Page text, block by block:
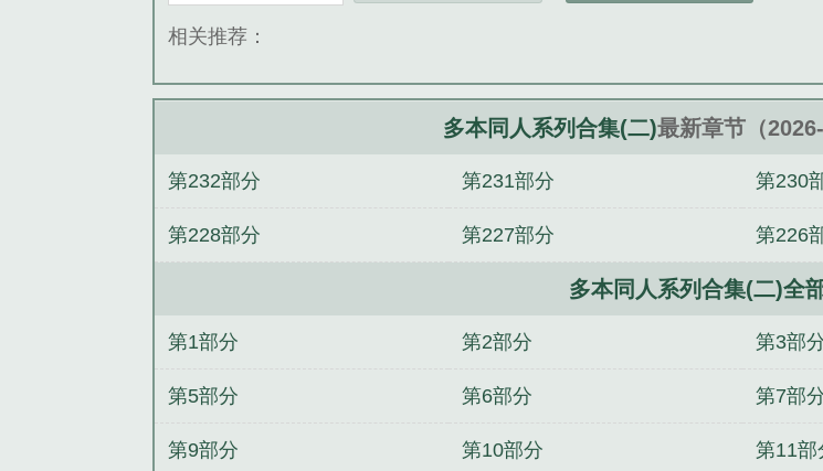
相关推荐：
多本同人系列合集(二)最新章节（
第232部分 第231部分 第230
第228部分 第227部分 第226
多本同人系列合集(二)全
第1部分 第2部分 第3部
第5部分 第6部分 第7部
第9部分 第10部分 第11部